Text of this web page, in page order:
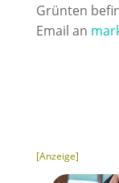
Grünten
Email an
[Anzeige]